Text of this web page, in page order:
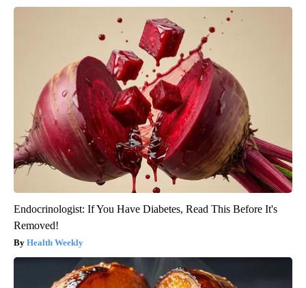
Endocrinologist: If You Have Diabetes, Read This Before It's
Removed!
Health Weekly